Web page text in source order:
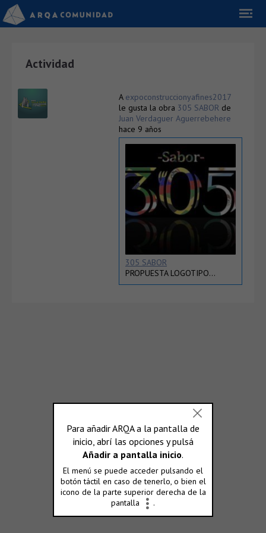
Actividad
A expoconstruccionyafines2017
le gusta la obra 305 SABOR de
Juan Verdaguer Aguerrebehere
hace 9 años
305 SABOR
PROPUESTA LOGOTIPO…